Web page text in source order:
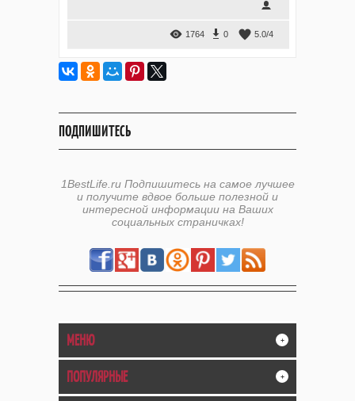
1764 0 5.0/4
ПОДПИШИТЕСЬ
1BestLife.ru Подпишитесь на самое лучшее
и получите вдвое больше полезной и
интересной информации на Ваших
социальных страничках!
МЕНЮ +
ПОПУЛЯРНЫЕ +